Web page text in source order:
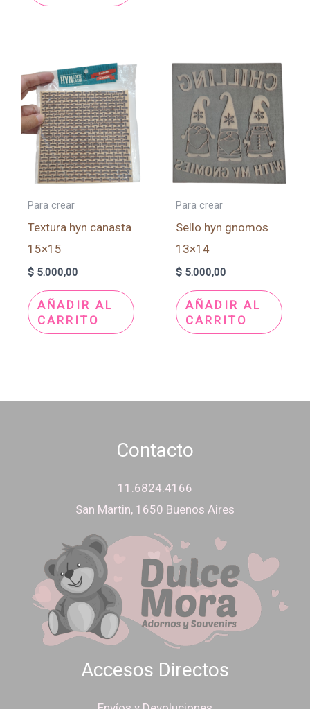
Para crear
Textura hyn canasta
15×15
$ 5.000,00
AÑADIR AL
CARRITO
Para crear
Sello hyn gnomos
13×14
$ 5.000,00
AÑADIR AL
CARRITO
Contacto
11.6824.4166
San Martin, 1650 Buenos Aires
Accesos Directos